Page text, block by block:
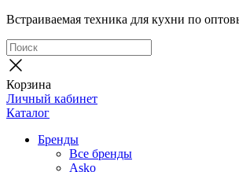
Встраиваемая техника для кухни по
Корзина
Личный кабинет
Каталог
Бренды
Все бренды
Asko